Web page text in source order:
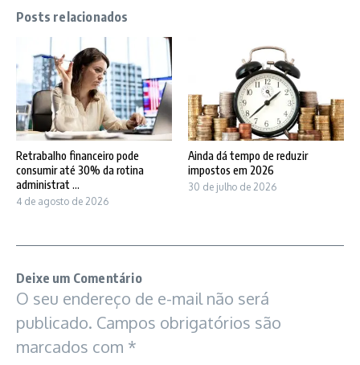
Posts relacionados
Retrabalho financeiro pode
consumir até 30% da rotina
administrat ...
4 de agosto de 2026
Ainda dá tempo de reduzir
impostos em 2026
30 de julho de 2026
Deixe um Comentário
O seu endereço de e-mail não será
publicado. Campos obrigatórios são
marcados com *